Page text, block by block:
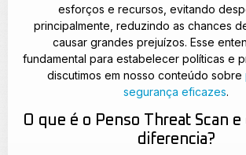
esforços e recursos, evitando
principalmente, reduzindo as chances
causar grandes prejuízos. Esse
fundamental para estabelecer políticas e
discutimos em nosso conteúdo sobre
segurança eficazes.
O que é o Penso Threat Scan
diferencia?